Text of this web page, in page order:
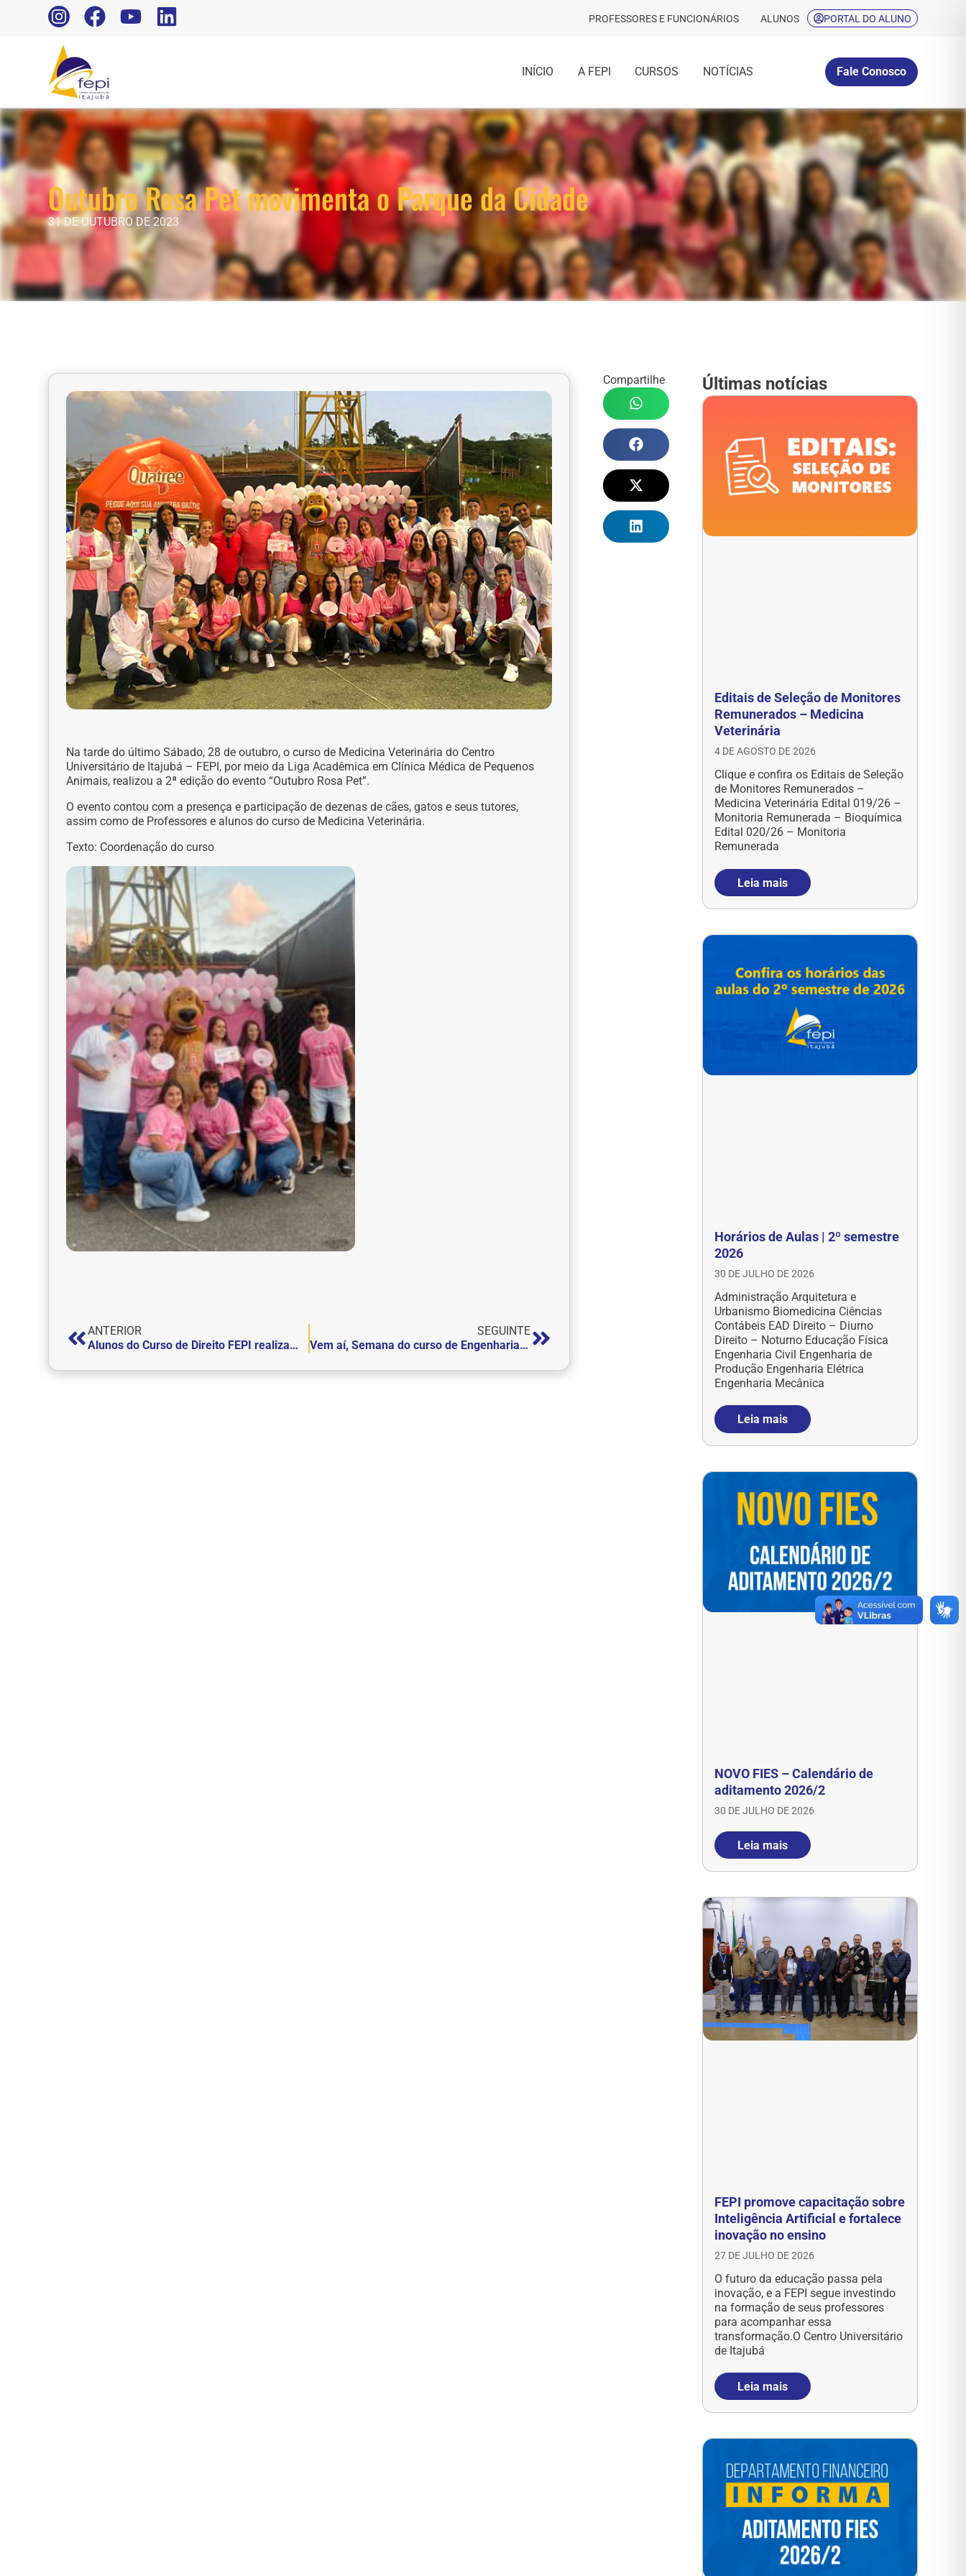
PROFESSORES E FUNCIONÁRIOS ALUNOS PORTAL DO ALUNO
INÍCIO A FEPI CURSOS NOTÍCIAS Fale Conosco
Outubro Rosa Pet movimenta o Parque da Cidade
31 DE OUTUBRO DE 2023
Na tarde do último Sábado, 28 de outubro, o curso de Medicina Veterinária do Centro
Universitário de Itajubá – FEPI, por meio da Liga Acadêmica em Clínica Médica de Pequenos
Animais, realizou a 2ª edição do evento “Outubro Rosa Pet”.
O evento contou com a presença e participação de dezenas de cães, gatos e seus tutores,
assim como de Professores e alunos do curso de Medicina Veterinária.
Texto: Coordenação do curso
ANTERIOR
Alunos do Curso de Direito FEPI realizam Visita Monitorada a Brasília
SEGUINTE
Vem aí, Semana do curso de Engenharia Elétrica
Compartilhe Últimas notícias
Editais de Seleção de Monitores
Remunerados – Medicina
Veterinária
4 DE AGOSTO DE 2026
Clique e confira os Editais de Seleção
de Monitores Remunerados –
Medicina Veterinária Edital 019/26 –
Monitoria Remunerada – Bioquímica
Edital 020/26 – Monitoria
Remunerada
Leia mais
Horários de Aulas | 2º semestre
2026
30 DE JULHO DE 2026
Administração Arquitetura e
Urbanismo Biomedicina Ciências
Contábeis EAD Direito – Diurno
Direito – Noturno Educação Física
Engenharia Civil Engenharia de
Produção Engenharia Elétrica
Engenharia Mecânica
Leia mais
NOVO FIES – Calendário de
aditamento 2026/2
30 DE JULHO DE 2026
Leia mais
FEPI promove capacitação sobre
Inteligência Artificial e fortalece
inovação no ensino
27 DE JULHO DE 2026
O futuro da educação passa pela
inovação, e a FEPI segue investindo
na formação de seus professores
para acompanhar essa
transformação.O Centro Universitário
de Itajubá
Leia mais